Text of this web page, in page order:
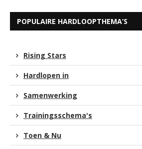
POPULAIRE HARDLOOPTHEMA’S
Rising Stars
Hardlopen in
Samenwerking
Trainingsschema's
Toen & Nu